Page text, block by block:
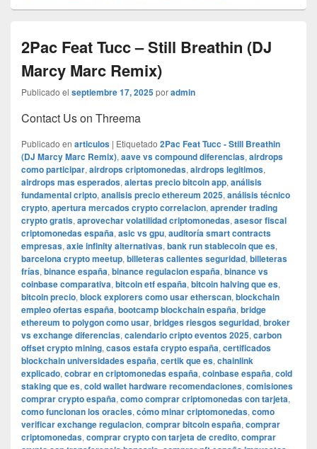
2Pac Feat Tucc – Still Breathin (DJ
Marcy Marc Remix)
Publicado el septiembre 17, 2025poradmin
Contact Us on Threema
Publicado en articulos | Etiquetado 2Pac Feat Tucc - Still Breathin
(DJ Marcy Marc Remix), aave vs compound diferencias, airdrops
como participar, airdrops criptomonedas, airdrops legitimos,
airdrops mas esperados, alertas precio bitcoin app, análisis
fundamental cripto, analisis precio ethereum 2025, análisis técnico
crypto, apertura mercados crypto correlacion, aprender trading
crypto gratis, aprovechar volatilidad criptomonedas, asesor fiscal
criptomonedas españa, asic vs gpu, auditoría smart contracts
empresas, axie infinity alternativas, bank run stablecoin que es,
barcelona crypto meetup, billeteras calientes seguridad, billeteras
frías, binance españa, binance regulacion españa, binance vs
coinbase comparativa, bitcoin etf españa, bitcoin halving que es,
bitcoin precio, block explorers como usar etherscan, blockchain
empleo ofertas españa, bootcamp blockchain españa, bridge
ethereum to polygon como usar, bridges riesgos seguridad, broker
vs exchange diferencias, calendario cripto eventos 2025, carbon
offset crypto mining, casos estafa crypto españa, certificados
blockchain universidades españa, certik que es, chainlink
explicado, cobrar en criptomonedas españa, coinbase españa, cold
staking que es, cold wallet hardware recomendaciones, comisiones
comprar crypto españa, como comprar criptomonedas con tarjeta,
como funcionan los oracles, cómo minar criptomonedas, como
verificar exchange regulacion, comprar bitcoin españa, comprar
criptomonedas, comprar crypto con tarjeta de credito, comprar